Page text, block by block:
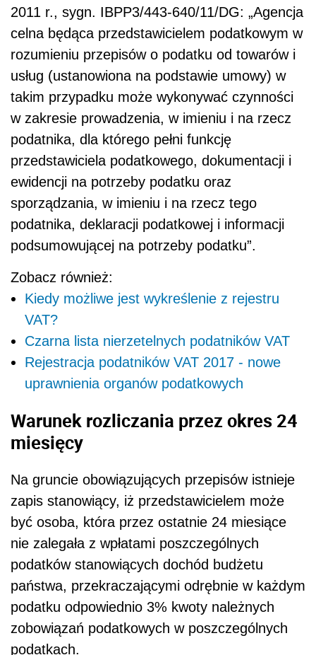
2011 r., sygn. IBPP3/443-640/11/DG: „Agencja
celna będąca przedstawicielem podatkowym w
rozumieniu przepisów o podatku od towarów i
usług (ustanowiona na podstawie umowy) w
takim przypadku może wykonywać czynności
w zakresie prowadzenia, w imieniu i na rzecz
podatnika, dla którego pełni funkcję
przedstawiciela podatkowego, dokumentacji i
ewidencji na potrzeby podatku oraz
sporządzania, w imieniu i na rzecz tego
podatnika, deklaracji podatkowej i informacji
podsumowującej na potrzeby podatku”.
Zobacz również:
Kiedy możliwe jest wykreślenie z rejestru
VAT?
Czarna lista nierzetelnych podatników VAT
Rejestracja podatników VAT 2017 - nowe
uprawnienia organów podatkowych
Warunek rozliczania przez okres 24
miesięcy
Na gruncie obowiązujących przepisów istnieje
zapis stanowiący, iż przedstawicielem może
być osoba, która przez ostatnie 24 miesiące
nie zalegała z wpłatami poszczególnych
podatków stanowiących dochód budżetu
państwa, przekraczającymi odrębnie w każdym
podatku odpowiednio 3% kwoty należnych
zobowiązań podatkowych w poszczególnych
podatkach.